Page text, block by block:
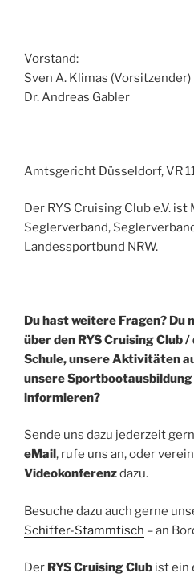
Vorstand:
Sven A. Klimas (Vorsitzender)
Dr. Andreas Gabler
Amtsgericht Düsseldorf, VR
Der RYS Cruising Club e.V.
Seglerverband,
Landessportbund NRW.
Du hast weitere Fragen? Du
über den RYS Cruising Club
Schule, unsere Aktivitäten
unsere
informieren?
Sende uns dazu jederzeit
eMail , rufe uns an, oder
Videokonferenzdazu.
Besuche dazu auch gerne
Schiffer-Stammtisch – an
Der RYS Cruising Club ist ein